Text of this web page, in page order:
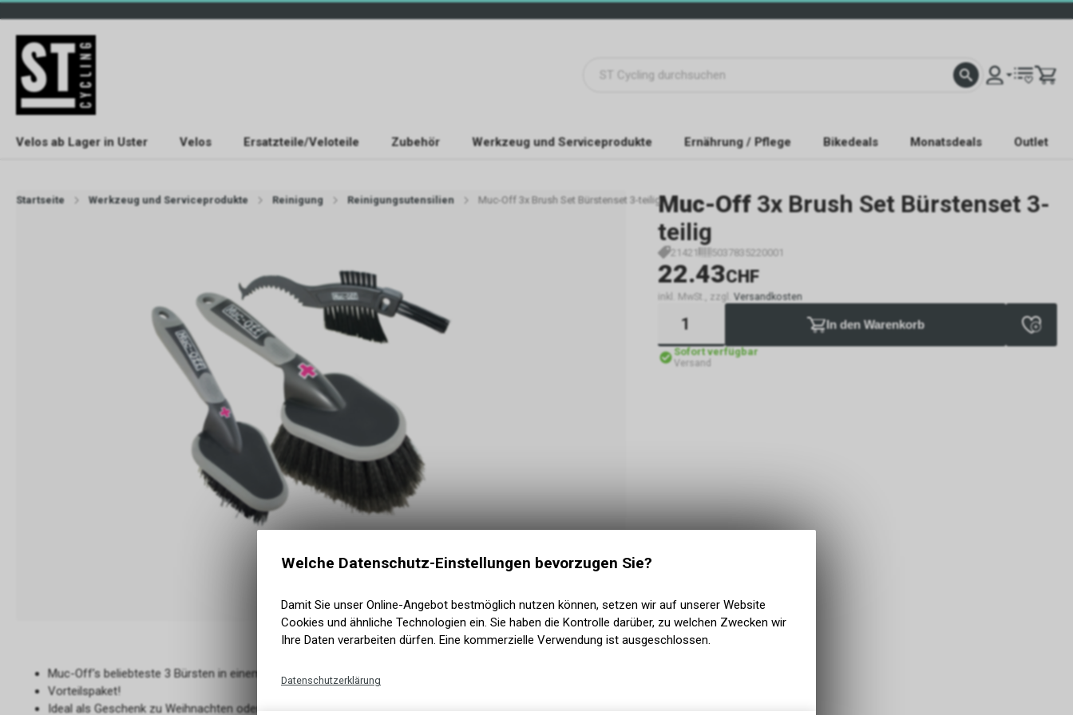
Velos ab Lager in Uster Velos Ersatzteile/Veloteile Zubehör Werkzeug und Serviceprodukte Ernährung / Pflege Bikedeals Monatsdeals Outlet
Startseite Werkzeug und Serviceprodukte Reinigung Reinigungsutensilien Muc-Off 3x Brush Set Bürstenset 3-teiligMuc-Off 3x Brush Set Bürstenset 3-
teilig
21421 5037835220001
22.43CHF
inkl. MwSt., zzgl. Versandkosten
In den Warenkorb
Sofort verfügbar
Versand
Muc-Off’s beliebteste 3 Bürsten in einem handlichen Paket!
Vorteilspaket!
Ideal als Geschenk zu Weihnachten oder Geburtstag für Freunde & Familie
Welche Datenschutz-Einstellungen bevorzugen Sie?
Damit Sie unser Online-Angebot bestmöglich nutzen können, setzen wir auf unserer Website
Cookies und ähnliche Technologien ein. Sie haben die Kontrolle darüber, zu welchen Zwecken wir
Ihre Daten verarbeiten dürfen. Eine kommerzielle Verwendung ist ausgeschlossen.
Datenschutzerklärung